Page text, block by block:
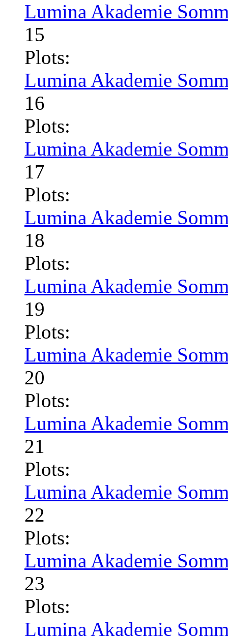
Lumina Akademie
15
Plots:
Lumina Akademie
16
Plots:
Lumina Akademie
17
Plots:
Lumina Akademie
18
Plots:
Lumina Akademie
19
Plots:
Lumina Akademie
20
Plots:
Lumina Akademie
21
Plots:
Lumina Akademie
22
Plots:
Lumina Akademie
23
Plots:
Lumina Akademie